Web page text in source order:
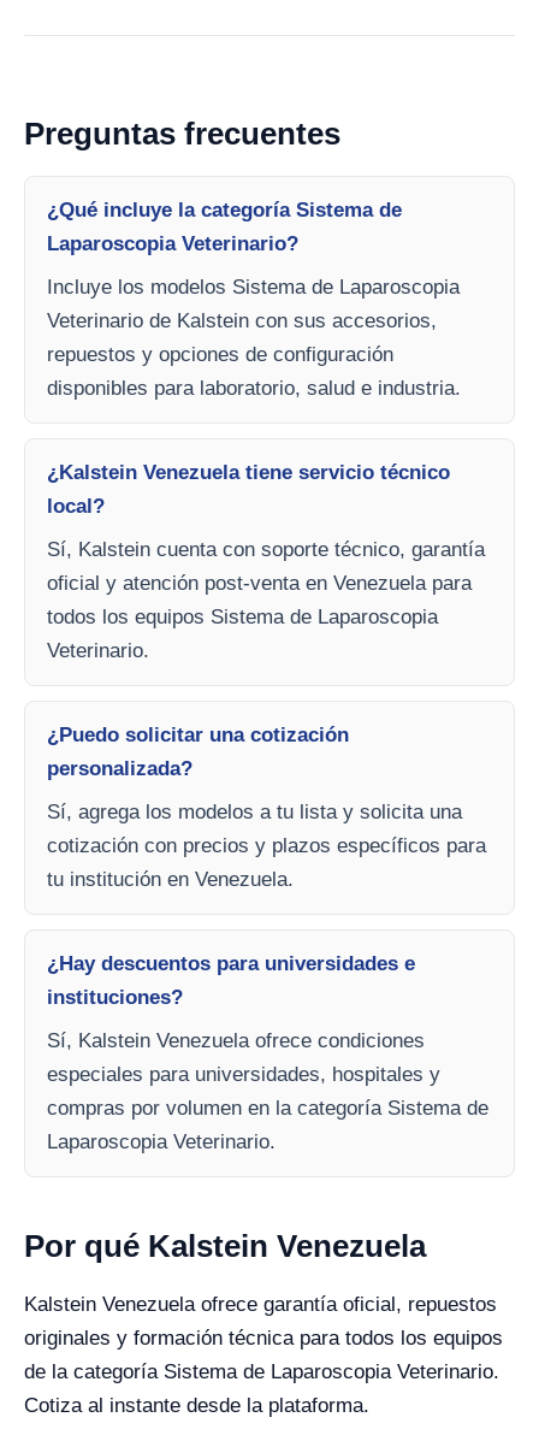
Preguntas frecuentes
¿Qué incluye la categoría Sistema de
Laparoscopia Veterinario?
Incluye los modelos Sistema de Laparoscopia
Veterinario de Kalstein con sus accesorios,
repuestos y opciones de configuración
disponibles para laboratorio, salud e industria.
¿Kalstein Venezuela tiene servicio técnico
local?
Sí, Kalstein cuenta con soporte técnico, garantía
oficial y atención post-venta en Venezuela para
todos los equipos Sistema de Laparoscopia
Veterinario.
¿Puedo solicitar una cotización
personalizada?
Sí, agrega los modelos a tu lista y solicita una
cotización con precios y plazos específicos para
tu institución en Venezuela.
¿Hay descuentos para universidades e
instituciones?
Sí, Kalstein Venezuela ofrece condiciones
especiales para universidades, hospitales y
compras por volumen en la categoría Sistema de
Laparoscopia Veterinario.
Por qué Kalstein Venezuela
Kalstein Venezuela ofrece garantía oficial, repuestos
originales y formación técnica para todos los equipos
de la categoría Sistema de Laparoscopia Veterinario.
Cotiza al instante desde la plataforma.